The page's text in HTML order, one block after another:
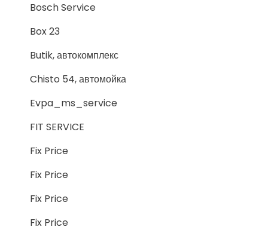
Bosch Service
Box 23
Butik, автокомплекс
Chisto 54, автомойка
Evpa_ms_service
FIT SERVICE
Fix Price
Fix Price
Fix Price
Fix Price